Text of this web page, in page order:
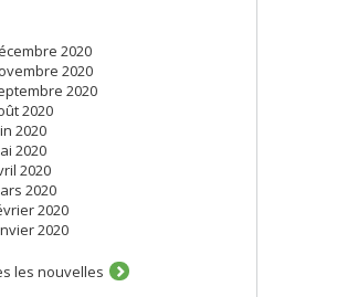
2020
2020
2020
2020
2020
2020
2020
2020
2020
2020
les nouvelles